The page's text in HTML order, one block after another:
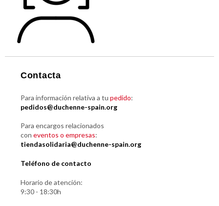
Contacta
Para información relativa a tu pedido:
pedidos@duchenne-spain.org
Para encargos relacionados
con eventos o empresas:
tiendasolidaria@duchenne-spain.org
Teléfono de contacto
Horario de atención:
9:30 - 18:30h